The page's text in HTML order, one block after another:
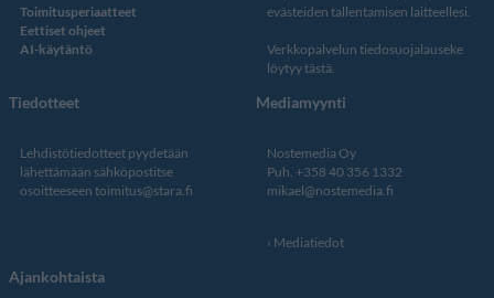
Toimitusperiaatteet
Eettiset ohjeet
AI-käytäntö
evästeiden tallentamisen laitteellesi.
Verkkopalvelun tiedosuojalauseke
löytyy tästä.
Tiedotteet
Lehdistötiedotteet pyydetään
lähettämään sähköpostitse
osoitteeseen toimitus@stara.fi
Mediamyynti
Nostemedia Oy
Puh. +358 40 356 1332
mikael@nostemedia.fi
Mediatiedot
Ajankohtaista